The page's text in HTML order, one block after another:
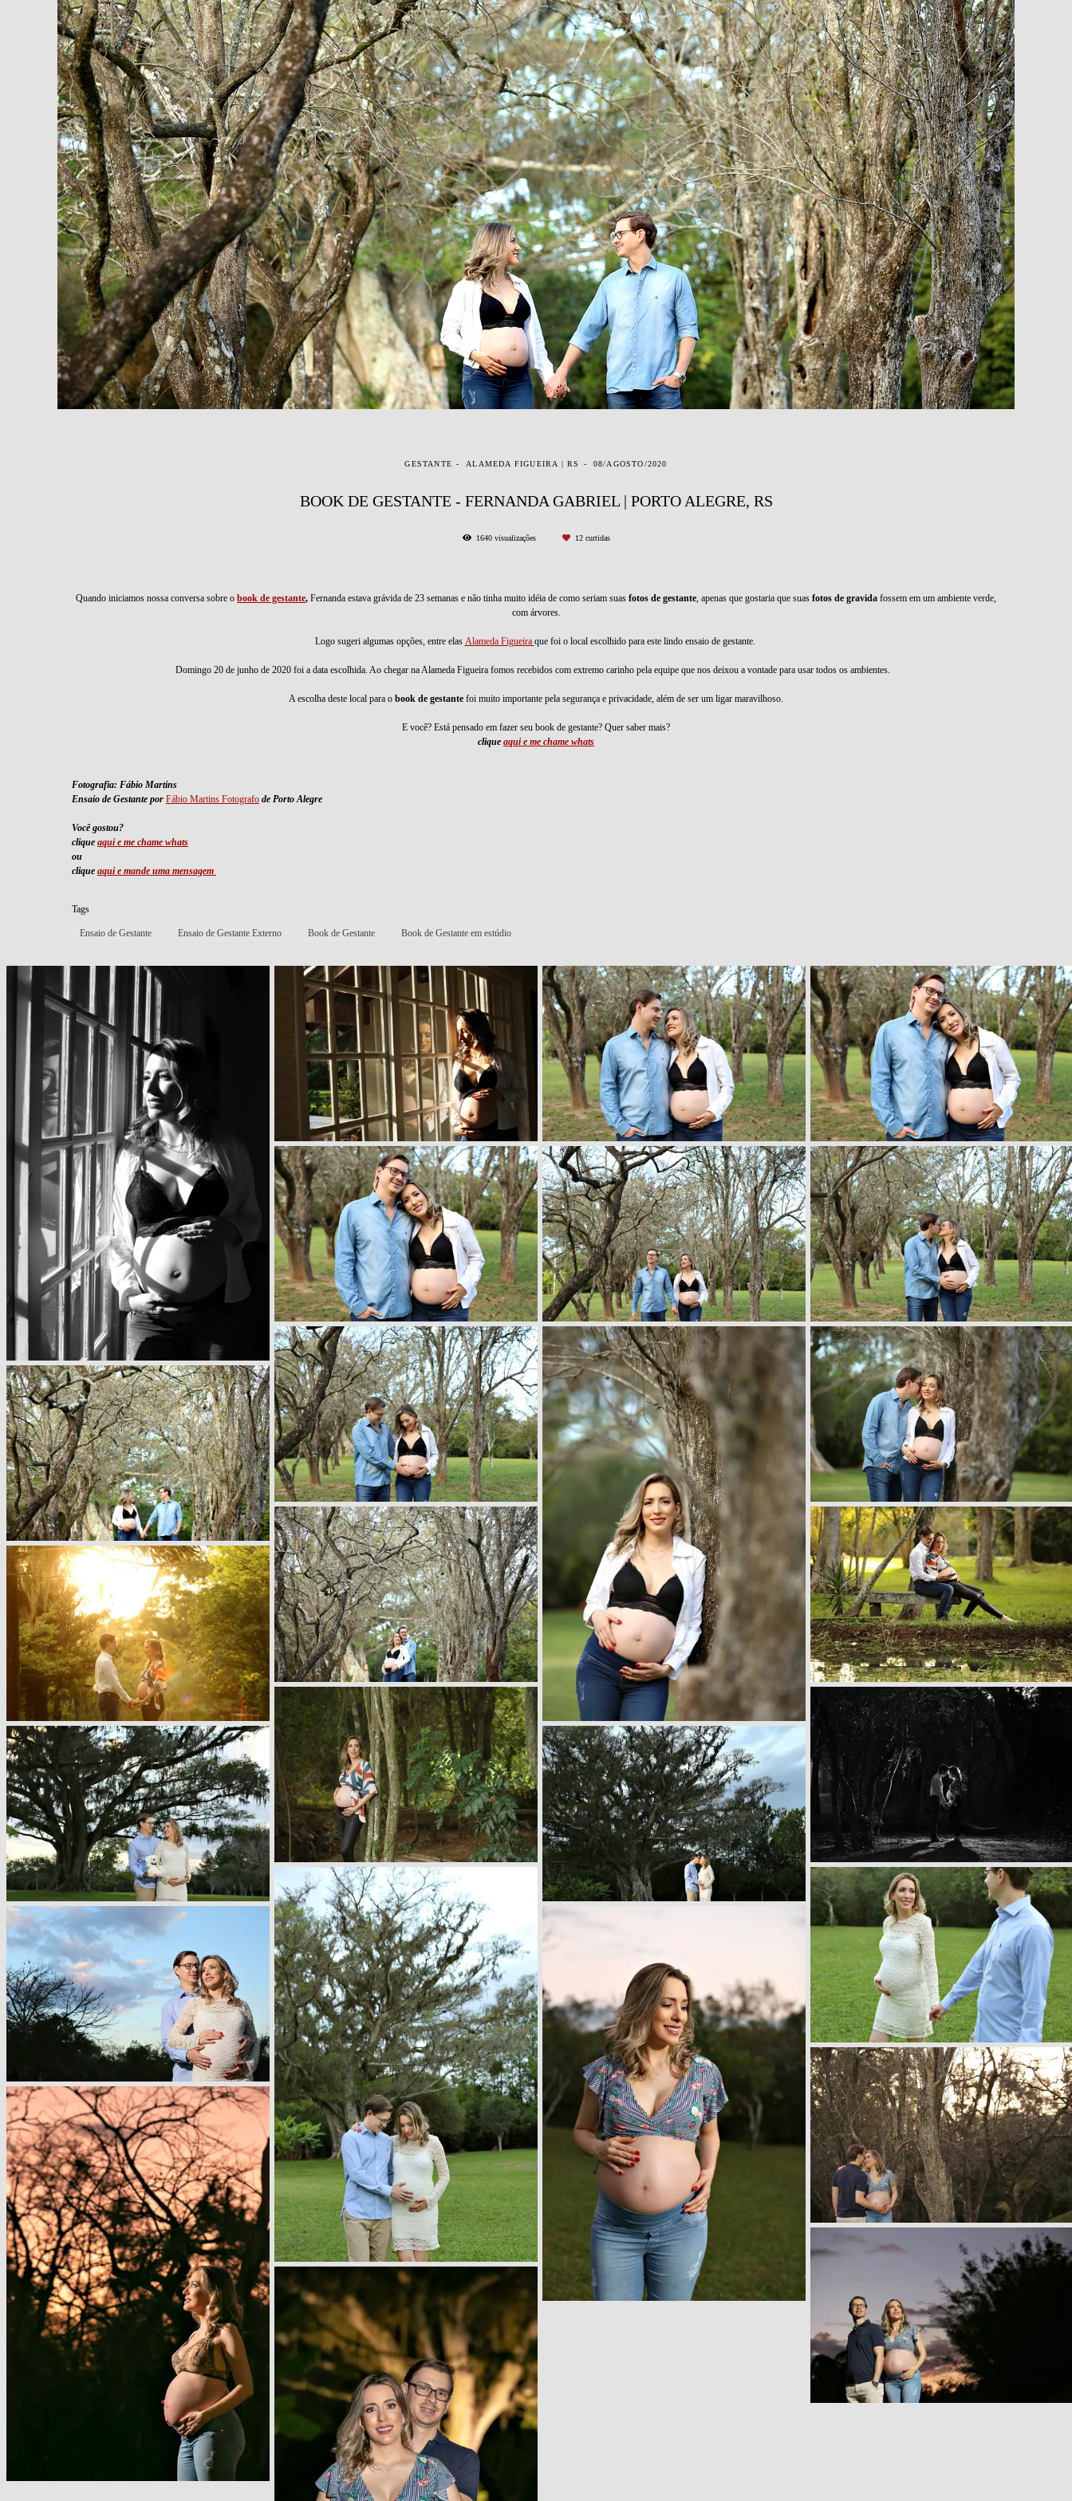
GESTANTE ALAMEDA FIGUEIRA | RS 08/AGOSTO/2020
BOOK DE GESTANTE - FERNANDA GABRIEL | PORTO ALEGRE, RS
1640visualizações 12curtidas
Quando iniciamos nossa conversa sobre o book de gestante, Fernanda estava grávida de 23 semanas e não tinha muito idéia de como seriam suas fotos de gestante, apenas que gostaria que suas fotos de gravida fossem em um ambiente verde,
com árvores.
Logo sugeri algumas opções, entre elas Alameda Figueira que foi o local escolhido para este lindo ensaio de gestante.
Domingo 20 de junho de 2020 foi a data escolhida. Ao chegar na Alameda Figueira fomos recebidos com extremo carinho pela equipe que nos deixou a vontade para usar todos os ambientes.
A escolha deste local para o book de gestante foi muito importante pela segurança e privacidade, além de ser um ligar maravilhoso.
E você? Está pensado em fazer seu book de gestante? Quer saber mais?
clique aqui e me chame whats
Fotografia: Fábio Martins
Ensaio de Gestante por Fábio Martins Fotografo de Porto Alegre
Você gostou?
clique aqui e me chame whats
ou
clique aqui e mande uma mensagem
Tags
Ensaio de Gestante Ensaio de Gestante Externo Book de Gestante Book de Gestante em estúdio